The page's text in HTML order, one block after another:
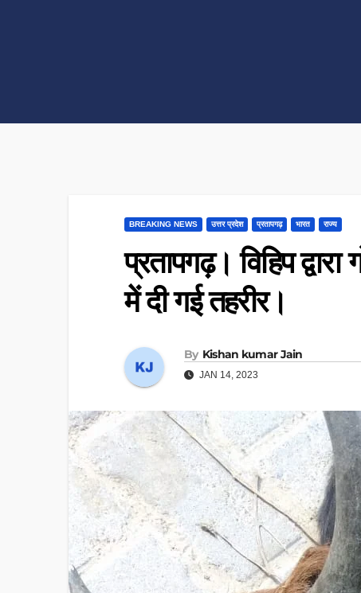
BREAKING NEWS उत्तर प्रदेश प्रतापगढ़ भारत राज्य
प्रतापगढ़। विहिप
में दी गई तहरीर।
By Kishan kumar Jain
JAN 14, 2023